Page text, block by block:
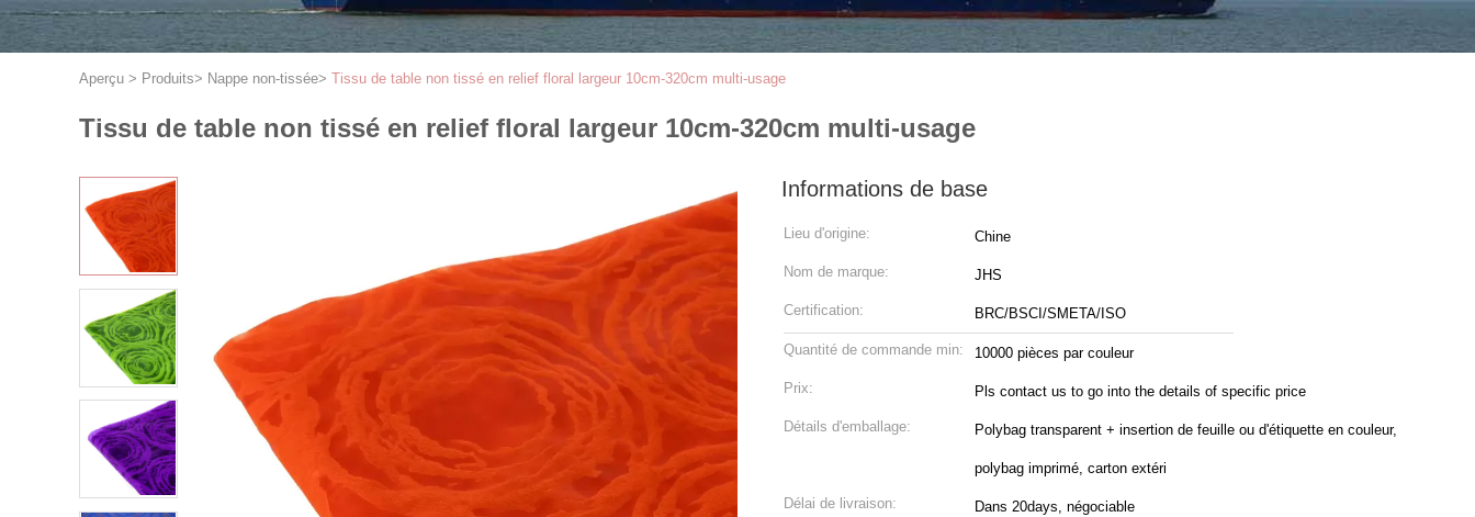
Aperçu > Produits> Nappe non-tissée> Tissu de table non tissé en relief floral largeur 10cm-320cm multi-usage
Tissu de table non tissé en relief floral largeur 10cm-320cm multi-usage
Informations de base
Lieu d'origine: Chine
Nom de marque: JHS
Certification: BRC/BSCI/SMETA/ISO
Quantité de commande min: 10000 pièces par couleur
Prix: Pls contact us to go into the details of specific price
Détails d'emballage: Polybag transparent + insertion de feuille ou d'étiquette en couleur,
polybag imprimé, carton extéri
Délai de livraison: Dans 20days, négociable